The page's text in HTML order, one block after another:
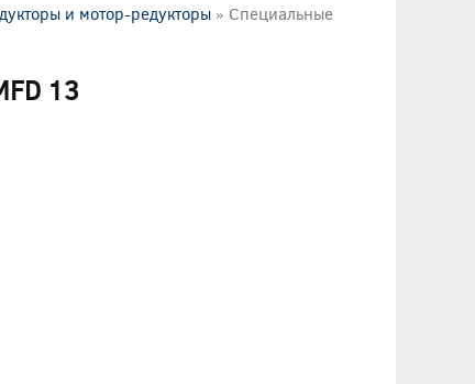
и мотор-редукторы » Специальные
13